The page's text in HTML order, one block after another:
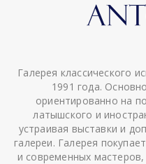
Галерея классического
1991 года.
ориентированно на
латышского и
устраивая выставки и
галереи. Галерея
и современных